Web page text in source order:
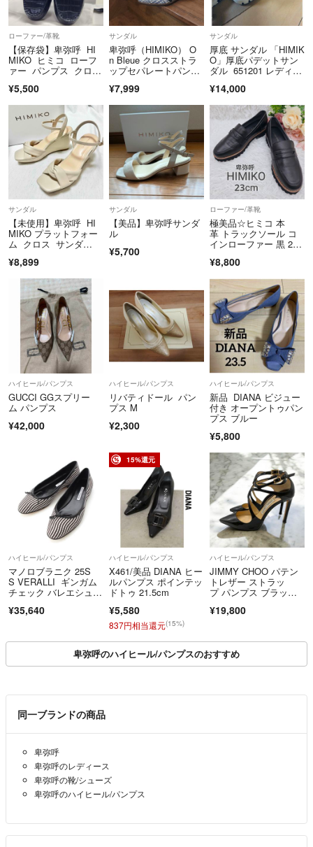
ローファー/革靴
【保存袋】卑弥呼 HI
MIKO ヒミコ ローフ
ァー パンプス クロコ
ー ブラック 黒 23,
¥5,500
サンダル
卑弥呼（HIMIKO） O
n Bleue クロスストラ
ップセパレートパンプ
¥7,999
サンダル
厚底 サンダル 「HIMIK
O」厚底パデットサン
ダル 651201 レディー
¥14,000
サンダル
【未使用】卑弥呼 HI
MIKO プラットフォー
ム クロス サンダ
¥8,899
サンダル
【美品】卑弥呼サンダ
ル
¥5,700
ローファー/革靴
極美品☆ヒミコ 本
革 トラックソール コ
インローファー 黒 23c
¥8,800
ハイヒール/パンプス
GUCCI GGスプリー
ム パンプス
¥42,000
ハイヒール/パンプス
リバティドール パン
プス M
¥2,300
ハイヒール/パンプス
新品 DIANA ビジュー
付き オープントゥパン
プス ブルー
¥5,800
ハイヒール/パンプス
マノロブラニク 25S
S VERALLI ギンガム
チェック バレエシュー
ス ブラック 38 1/2【中
¥35,640
15%還元
ハイヒール/パンプス
X461/美品 DIANA ヒー
ルパンプス ポインテッ
ドトゥ 21.5cm
¥5,580
837円相当還元(15%)
ハイヒール/パンプス
JIMMY CHOO パテン
トレザー ストラッ
プ パンプス ブラッ
¥19,800
卑弥呼のハイヒール/パンプスのおすすめ
同一ブランドの商品
卑弥呼
卑弥呼のレディース
卑弥呼の靴/シューズ
卑弥呼のハイヒール/パンプス